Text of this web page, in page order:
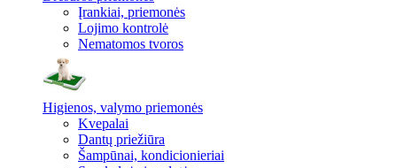
Įrankiai, priemonės
Lojimo kontrolė
Nematomos tvoros
Higienos, valymo priemonės
Kvepalai
Dantų priežiūra
Šampūnai, kondicionieriai